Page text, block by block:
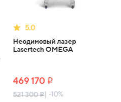
5.0
Неодимовый лазер
Lasertech OMEGA
469 170 i
521 300i| -10%